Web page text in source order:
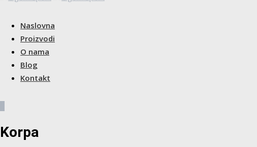
Naslovna
Proizvodi
O nama
Blog
Kontakt
Korpa